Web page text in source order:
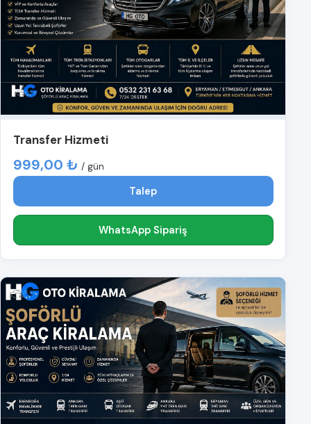
Transfer Hizmeti
999,00 ₺ / gün
Talep
WhatsApp Sipariş